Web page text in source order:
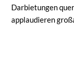
Darbietungen
applaudieren